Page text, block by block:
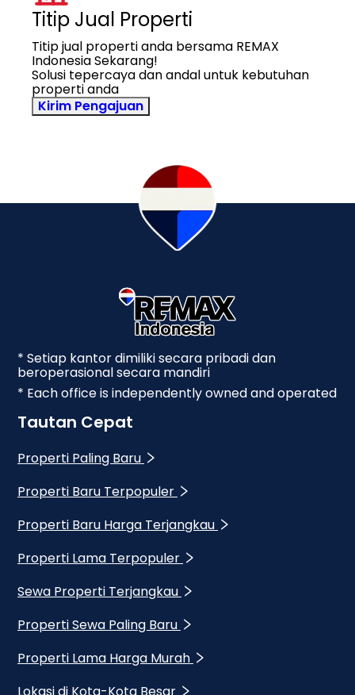
Titip Jual Properti
Titip jual properti anda bersama REMAX
Indonesia Sekarang!
Solusi tepercaya dan andal untuk kebutuhan
properti anda
Kirim Pengajuan
* Setiap kantor dimiliki secara pribadi dan
beroperasional secara mandiri
* Each office is independently owned and operated
Tautan Cepat
Properti Paling Baru
Properti Baru Terpopuler
Properti Baru Harga Terjangkau
Properti Lama Terpopuler
Sewa Properti Terjangkau
Properti Sewa Paling Baru
Properti Lama Harga Murah